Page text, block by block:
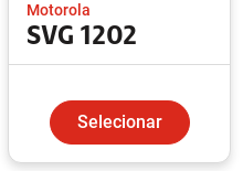
Motorola
SVG 1202
Selecionar